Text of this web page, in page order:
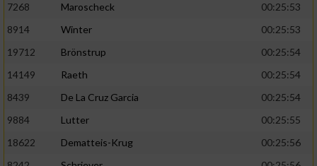
7268
Maroscheck
00:25:53
8914
Winter
00:25:53
19712
Brönstrup
00:25:54
14149
Raeth
00:25:54
8439
De La Cruz Garcia
00:25:54
9884
Lutter
00:25:55
18622
Dematteis-Krug
00:25:56
von Inhalten
personalisierter Inhalte